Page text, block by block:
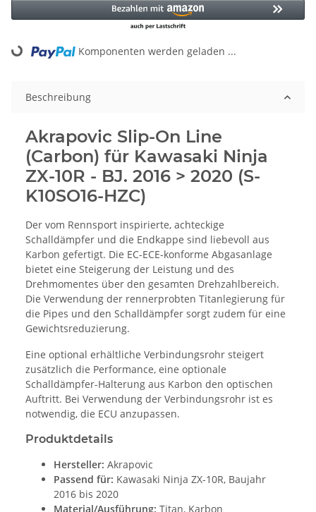
Loading... Komponenten werden geladen ...
Beschreibung
Akrapovic Slip-On Line
(Carbon) für Kawasaki Ninja
ZX-10R - BJ. 2016 > 2020 (S-
K10SO16-HZC)
Der vom Rennsport inspirierte, achteckige
Schalldämpfer und die Endkappe sind liebevoll aus
Karbon gefertigt. Die EC-ECE-konforme Abgasanlage
bietet eine Steigerung der Leistung und des
Drehmomentes über den gesamten Drehzahlbereich.
Die Verwendung der rennerprobten Titanlegierung für
die Pipes und den Schalldämpfer sorgt zudem für eine
Gewichtsreduzierung.
Eine optional erhältliche Verbindungsrohr steigert
zusätzlich die Performance, eine optionale
Schalldämpfer-Halterung aus Karbon den optischen
Auftritt. Bei Verwendung der Verbindungsrohr ist es
notwendig, die ECU anzupassen.
Produktdetails
Hersteller: Akrapovic
Passend für: Kawasaki Ninja ZX-10R, Baujahr
2016 bis 2020
Material/Ausführung: Titan, Karbon